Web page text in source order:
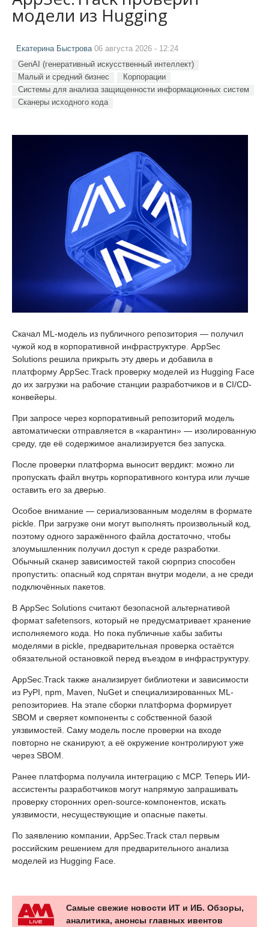
модели из Hugging
Екатерина Быстрова 06 августа 2026 - 12:24
GenAI (генеративный искусственный интеллект)
Малый и средний бизнес
Корпорации
Системы для анализа защищенности информационных систем
Сканеры исходного кода
Скачал ML-модель из публичного репозитория — получил
чужой код в корпоративной инфраструктуре. AppSec
Solutions решила прикрыть эту дверь и добавила в
платформу AppSec.Track проверку моделей из Hugging Face
до их загрузки на рабочие станции разработчиков и в CI/CD-
конвейеры.
При запросе через корпоративный репозиторий модель
автоматически отправляется в «карантин» — изолированную
среду, где её содержимое анализируется без запуска.
После проверки платформа выносит вердикт: можно ли
пропускать файл внутрь корпоративного контура или лучше
оставить его за дверью.
Особое внимание — сериализованным моделям в формате
pickle. При загрузке они могут выполнять произвольный код,
поэтому одного заражённого файла достаточно, чтобы
злоумышленник получил доступ к среде разработки.
Обычный сканер зависимостей такой сюрприз способен
пропустить: опасный код спрятан внутри модели, а не среди
подключённых пакетов.
В AppSec Solutions считают безопасной альтернативой
формат safetensors, который не предусматривает хранение
исполняемого кода. Но пока публичные хабы забиты
моделями в pickle, предварительная проверка остаётся
обязательной остановкой перед въездом в инфраструктуру.
AppSec.Track также анализирует библиотеки и зависимости
из PyPI, npm, Maven, NuGet и специализированных ML-
репозиториев. На этапе сборки платформа формирует
SBOM и сверяет компоненты с собственной базой
уязвимостей. Саму модель после проверки на входе
повторно не сканируют, а её окружение контролируют уже
через SBOM.
Ранее платформа получила интеграцию с MCP. Теперь ИИ-
ассистенты разработчиков могут напрямую запрашивать
проверку сторонних open-source-компонентов, искать
уязвимости, несуществующие и опасные пакеты.
По заявлению компании, AppSec.Track стал первым
российским решением для предварительного анализа
моделей из Hugging Face.
Самые свежие новости ИТ и ИБ. Обзоры,
аналитика, анонсы главных ивентов